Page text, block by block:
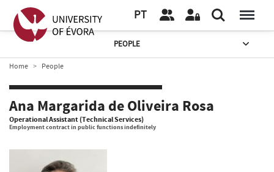
PT
PEOPLE
Home People
Ana Margarida de Oliveira Rosa
Operational Assistant (Technical Services)
Employment contract in public functions indefinitely